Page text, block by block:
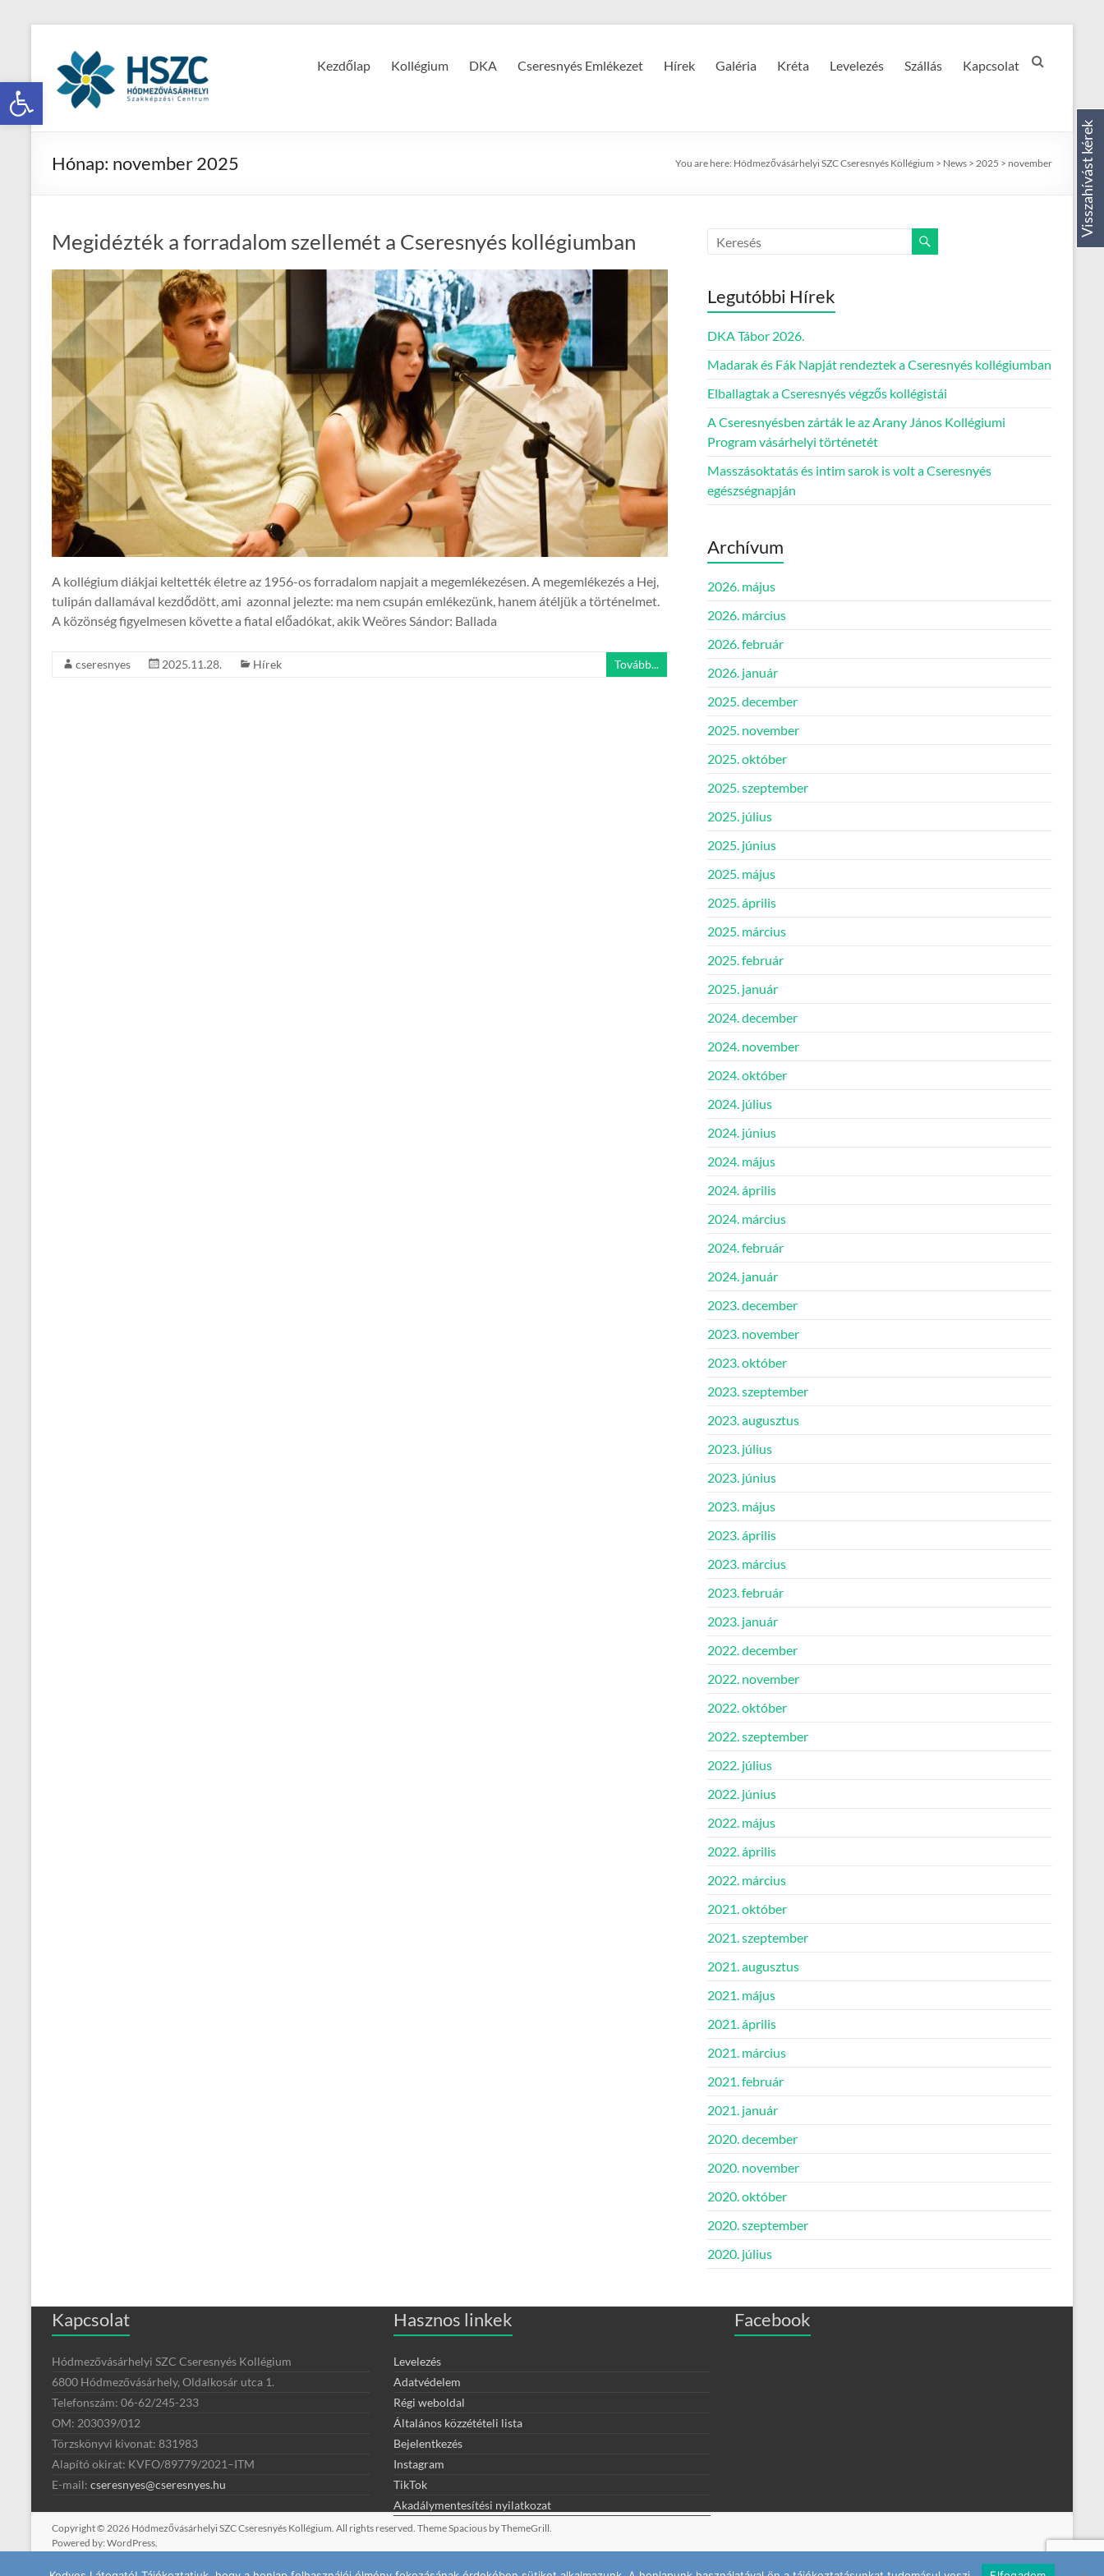
Eszköztár megnyitása
Kezdőlap Kollégium DKA Cseresnyés Emlékezet Hírek Galéria Kréta Levelezés Szállás Kapcsolat
Hónap: november 2025 You are here: Hódmezővásárhelyi SZC Cseresnyés Kollégium > News > 2025 > november
Megidézték a forradalom szellemét a Cseresnyés kollégiumban
A kollégium diákjai keltették életre az 1956-os forradalom napjait a megemlékezésen. A megemlékezés a Hej,
tulipán dallamával kezdődött, ami azonnal jelezte: ma nem csupán emlékezünk, hanem átéljük a történelmet.
A közönség figyelmesen követte a fiatal előadókat, akik Weöres Sándor: Ballada
cseresnyes 2025.11.28. Hírek Tovább...
Legutóbbi Hírek
DKA Tábor 2026.
Madarak és Fák Napját rendeztek a Cseresnyés kollégiumban
Elballagtak a Cseresnyés végzős kollégistái
A Cseresnyésben zárták le az Arany János Kollégiumi
Program vásárhelyi történetét
Masszásoktatás és intim sarok is volt a Cseresnyés
egészségnapján
Archívum
2026. május
2026. március
2026. február
2026. január
2025. december
2025. november
2025. október
2025. szeptember
2025. július
2025. június
2025. május
2025. április
2025. március
2025. február
2025. január
2024. december
2024. november
2024. október
2024. július
2024. június
2024. május
2024. április
2024. március
2024. február
2024. január
2023. december
2023. november
2023. október
2023. szeptember
2023. augusztus
2023. július
2023. június
2023. május
2023. április
2023. március
2023. február
2023. január
2022. december
2022. november
2022. október
2022. szeptember
2022. július
2022. június
2022. május
2022. április
2022. március
2021. október
2021. szeptember
2021. augusztus
2021. május
2021. április
2021. március
2021. február
2021. január
2020. december
2020. november
2020. október
2020. szeptember
2020. július
Kapcsolat
Hódmezővásárhelyi SZC Cseresnyés Kollégium
6800 Hódmezővásárhely, Oldalkosár utca 1.
Telefonszám: 06-62/245-233
OM: 203039/012
Törzskönyvi kivonat: 831983
Alapító okirat: KVFO/89779/2021–ITM
E-mail: cseresnyes@cseresnyes.hu
Hasznos linkek
Levelezés
Adatvédelem
Régi weboldal
Általános közzétételi lista
Bejelentkezés
Instagram
TikTok
Akadálymentesítési nyilatkozat
Facebook
Copyright © 2026 Hódmezővásárhelyi SZC Cseresnyés Kollégium. All rights reserved. ThemeSpacious by ThemeGrill.
Powered by: WordPress.
Visszahívást kérek